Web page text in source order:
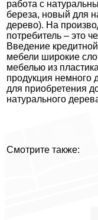
работа с
береза, новый для
дерево). На
потребитель – это
Введение
мебели широкие
мебелью из
продукция немного
для приобретения
натурального
Смотрите также: